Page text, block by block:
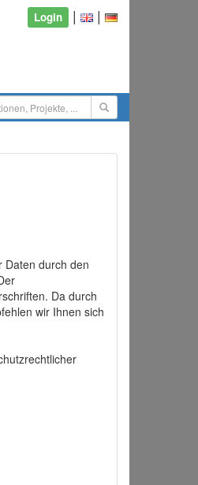
Login | |
Daten durch den
Da durch
wir Ihnen sich